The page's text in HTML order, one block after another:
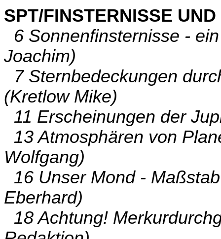
SPT/FINSTERNISSE
6 Sonnenfinsternisse -
Joachim)
7 Sternbedeckungen
(Kretlow Mike)
11 Erscheinungen der
13 Atmosphären von
Wolfgang)
16 Unser Mond -
Eberhard)
18 Achtung!